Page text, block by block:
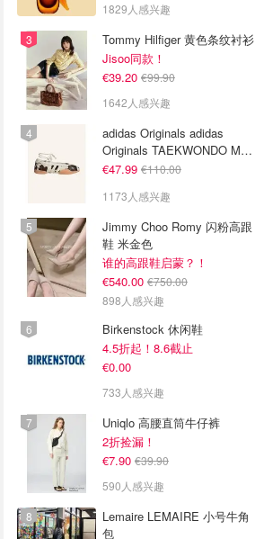
1829人感兴趣
Tommy Hilfiger 黄色条纹衬衫
Jisoo同款！
€39.20 €99.90
1642人感兴趣
adidas Originals adidas
Originals TAEKWONDO MEI
芭蕾鞋 棕色米色
€47.99 €110.00
1173人感兴趣
Jimmy Choo Romy 闪粉高跟
鞋 米金色
谁的高跟鞋启蒙？！
€540.00 €750.00
898人感兴趣
Birkenstock 休闲鞋
4.5折起！8.6截止
€0.00
733人感兴趣
Uniqlo 高腰直筒牛仔裤
2折捡漏！
€7.90 €39.90
590人感兴趣
Lemaire LEMAIRE 小号牛角
包